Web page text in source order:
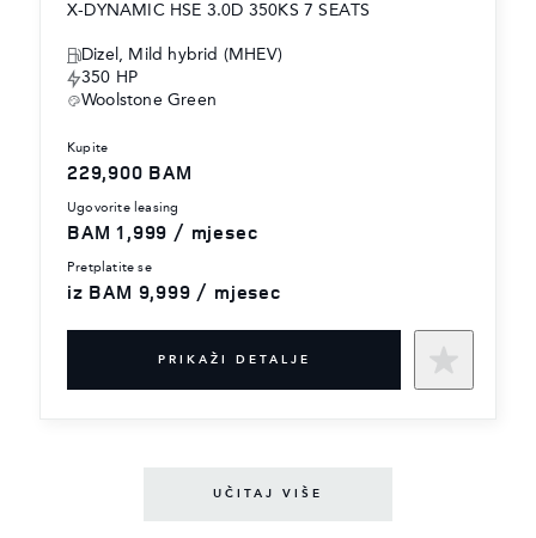
X-DYNAMIC HSE 3.0D 350KS 7 SEATS
Dizel, Mild hybrid (MHEV)
350 HP
Woolstone Green
kupite
229,900 BAM
ugovorite leasing
BAM 1,999 / mjesec
pretplatite se
iz BAM 9,999 / mjesec
PRIKAŽI DETALJE
UČITAJ VIŠE